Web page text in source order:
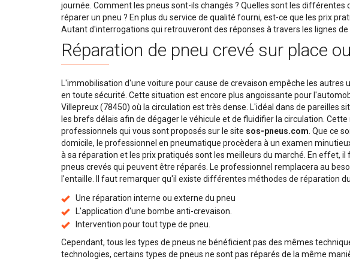
journée. Comment les pneus sont-ils changés ? Quelles sont les
réparer un pneu ? En plus du service de qualité fourni, est-ce que les prix
Autant d'interrogations qui retrouveront des réponses à travers les lignes de
Réparation de pneu crevé sur place
L'immobilisation d'une voiture pour cause de crevaison empêche les autres
en toute sécurité. Cette situation est encore plus angoissante pour
Villepreux (78450) où la circulation est très dense. L'idéal dans de pareilles
les brefs délais afin de dégager le véhicule et de fluidifier la circulation.
professionnels qui vous sont proposés sur le site sos-pneus.com . Que ce
domicile, le professionnel en pneumatique procèdera à un examen
à sa réparation et les prix pratiqués sont les meilleurs du marché. En effet,
pneus crevés qui peuvent être réparés. Le professionnel remplacera au
l'entaille. Il faut remarquer qu'il existe différentes méthodes de réparation
Une réparation interne ou externe du pneu
L'application d'une bombe anti-crevaison.
Intervention pour tout type de pneu.
Cependant, tous les types de pneus ne bénéficient pas des mêmes
technologies, certains types de pneus ne sont pas réparés de la même